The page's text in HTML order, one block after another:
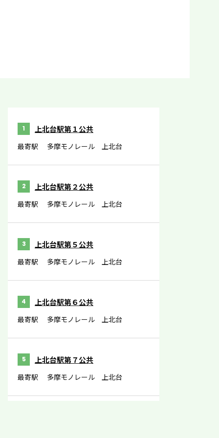
1 上北台駅第１公共
最寄駅 多摩モノレール 上北台
2 上北台駅第２公共
最寄駅 多摩モノレール 上北台
3 上北台駅第５公共
最寄駅 多摩モノレール 上北台
4 上北台駅第６公共
最寄駅 多摩モノレール 上北台
5 上北台駅第７公共
最寄駅 多摩モノレール 上北台